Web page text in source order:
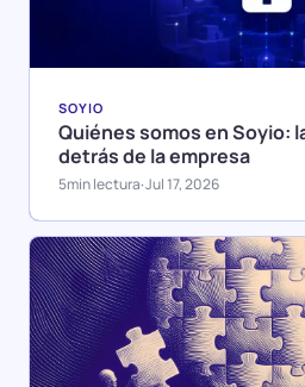
SOYIO
Quiénes somos en Soyio:
detrás de la empresa
5min lectura·Jul 17, 2026